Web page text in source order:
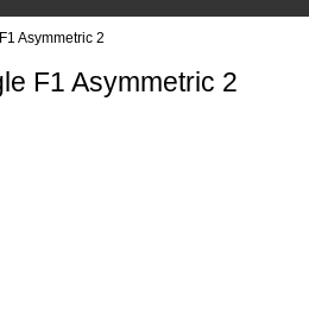
Asymmetric 2
F1 Asymmetric 2